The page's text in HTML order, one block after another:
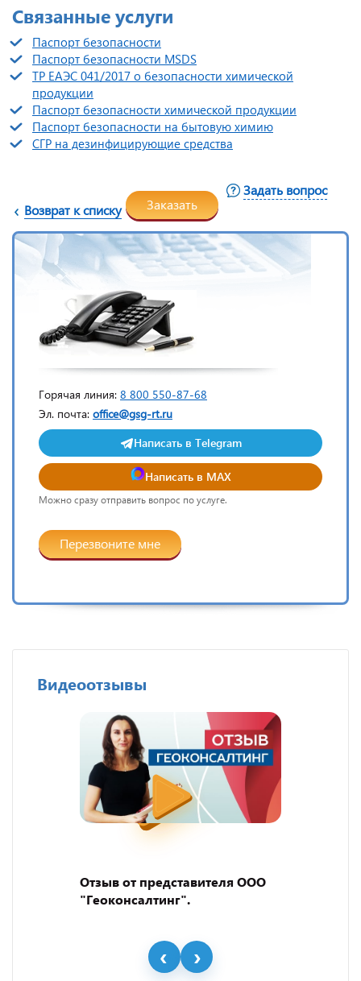
Связанные услуги
Паспорт безопасности
Паспорт безопасности MSDS
ТР ЕАЭС 041/2017 о безопасности химической
продукции
Паспорт безопасности химической продукции
Паспорт безопасности на бытовую химию
СГР на дезинфицирующие средства
Возврат к списку Заказать
Задать вопрос
Горячая линия: 8 800 550-87-68
Эл. почта: office@gsg-rt.ru
Написать в Telegram
Написать в MAX
Можно сразу отправить вопрос по услуге.
Перезвоните мне
Видеоотзывы
Отзыв от представителя ООО
"Геоконсалтинг".